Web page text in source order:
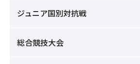
ジュニア国別対抗戦
総合競技大会